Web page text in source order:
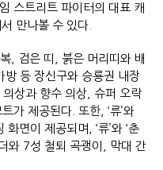
스트리트 파이터의 대표 캐
서 만나볼 수 있다.
, 검은 띠, 붉은 머리띠와 배
방 등 장신구와 승룡권 내장
의상과 향수 의상, 슈퍼 오락
가 제공된다. 또한, ‘류’와
화면이 제공되며, ‘류’와 ‘춘
와 7성 철퇴 곡괭이, 막대 간